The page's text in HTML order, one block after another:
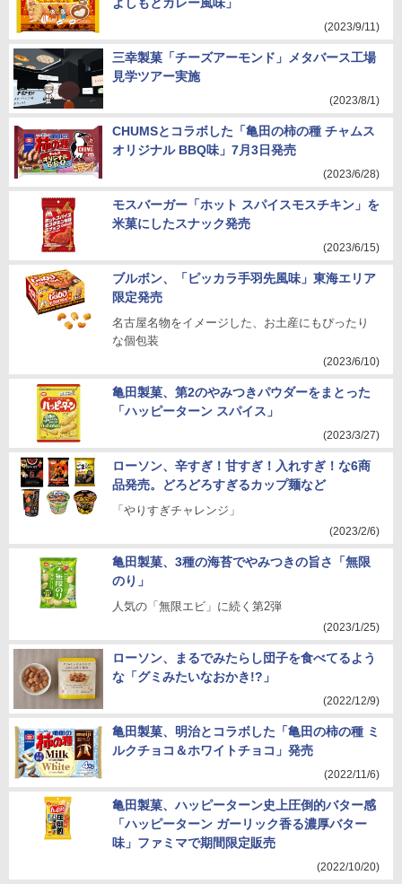
(2023/9/11)
三幸製菓「チーズアーモンド」メタバース工場
見学ツアー実施
(2023/8/1)
CHUMSとコラボした「亀田の柿の種 チャムス
オリジナル BBQ味」7月3日発売
(2023/6/28)
モスバーガー「ホット スパイスモスチキン」を
米菓にしたスナック発売
(2023/6/15)
ブルボン、「ピッカラ手羽先風味」東海エリア
限定発売
名古屋名物をイメージした、お土産にもぴったり
な個包装
(2023/6/10)
亀田製菓、第2のやみつきパウダーをまとった
「ハッピーターン スパイス」
(2023/3/27)
ローソン、辛すぎ！甘すぎ！入れすぎ！な6商
品発売。どろどろすぎるカップ麺など
「やりすぎチャレンジ」
(2023/2/6)
亀田製菓、3種の海苔でやみつきの旨さ「無限
のり」
人気の「無限エビ」に続く第2弾
(2023/1/25)
ローソン、まるでみたらし団子を食べてるよう
な「グミみたいなおかき!?」
(2022/12/9)
亀田製菓、明治とコラボした「亀田の柿の種 ミ
ルクチョコ＆ホワイトチョコ」発売
(2022/11/6)
亀田製菓、ハッピーターン史上圧倒的バター感
「ハッピーターン ガーリック香る濃厚バター
味」ファミマで期間限定販売
(2022/10/20)